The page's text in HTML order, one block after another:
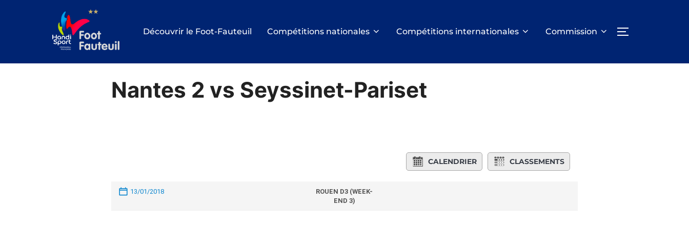
Découvrir le Foot-Fauteuil Compétitions nationales Compétitions internationales Commission PERMUTER
Nantes 2 vs Seyssinet-Pariset
CALENDRIER CLASSEMENTS
13/01/2018
ROUEN D3 (WEEK-
END 3)